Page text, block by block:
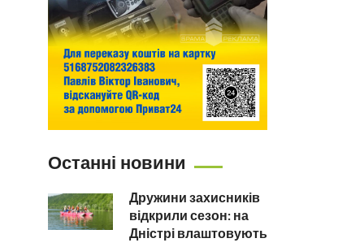
Останні новини
Дружини захисників
відкрили сезон: на
Дністрі влаштовують